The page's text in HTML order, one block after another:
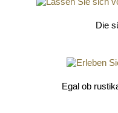
Die
Egal ob